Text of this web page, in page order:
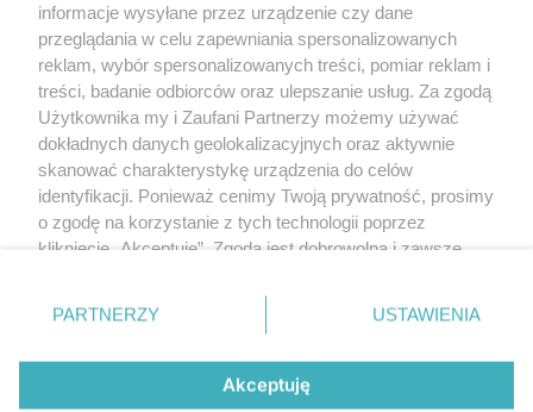
KATEGORIE
OGŁOSZENIA
WYDARZENIA
NA SKRÓTY
informacje wysyłane przez urządzenie czy dane
przeglądania w celu zapewniania spersonalizowanych
reklam, wybór spersonalizowanych treści, pomiar reklam i
treści, badanie odbiorców oraz ulepszanie usług. Za zgodą
Użytkownika my i Zaufani Partnerzy możemy używać
dokładnych danych geolokalizacyjnych oraz aktywnie
skanować charakterystykę urządzenia do celów
identyfikacji. Ponieważ cenimy Twoją prywatność, prosimy
o zgodę na korzystanie z tych technologii poprzez
kliknięcie „Akceptuję”. Zgoda jest dobrowolna i zawsze
prywatności znajdujący się w lewym dolnym rogu strony
. Niektóre rodzaje przetwarzania danych nie wymagają
zgody użytkownika, ale masz prawo sprzeciwić się
takiemu przetwarzaniu. Preferencje będą miały
PARTNERZY USTAWIENIA
Akceptuję